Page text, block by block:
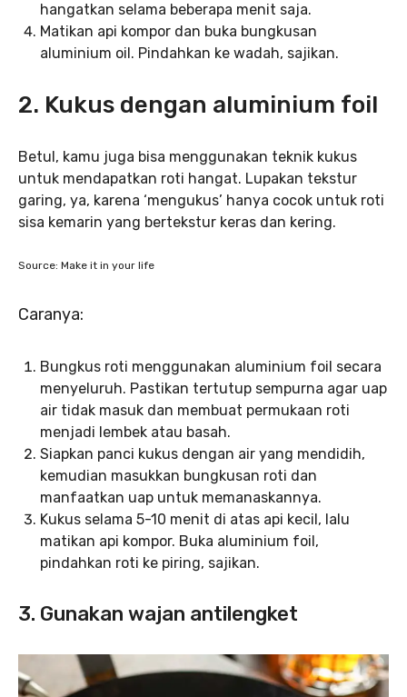
hangatkan selama beberapa menit saja.
Matikan api kompor dan buka bungkusan
aluminium oil. Pindahkan ke wadah, sajikan.
2. Kukus dengan aluminium foil
Betul, kamu juga bisa menggunakan teknik kukus
untuk mendapatkan roti hangat. Lupakan tekstur
garing, ya, karena ‘mengukus’ hanya cocok untuk roti
sisa kemarin yang bertekstur keras dan kering.
Source: Make it in your life
Caranya:
Bungkus roti menggunakan aluminium foil secara
menyeluruh. Pastikan tertutup sempurna agar uap
air tidak masuk dan membuat permukaan roti
menjadi lembek atau basah.
Siapkan panci kukus dengan air yang mendidih,
kemudian masukkan bungkusan roti dan
manfaatkan uap untuk memanaskannya.
Kukus selama 5-10 menit di atas api kecil, lalu
matikan api kompor. Buka aluminium foil,
pindahkan roti ke piring, sajikan.
3. Gunakan wajan antilengket